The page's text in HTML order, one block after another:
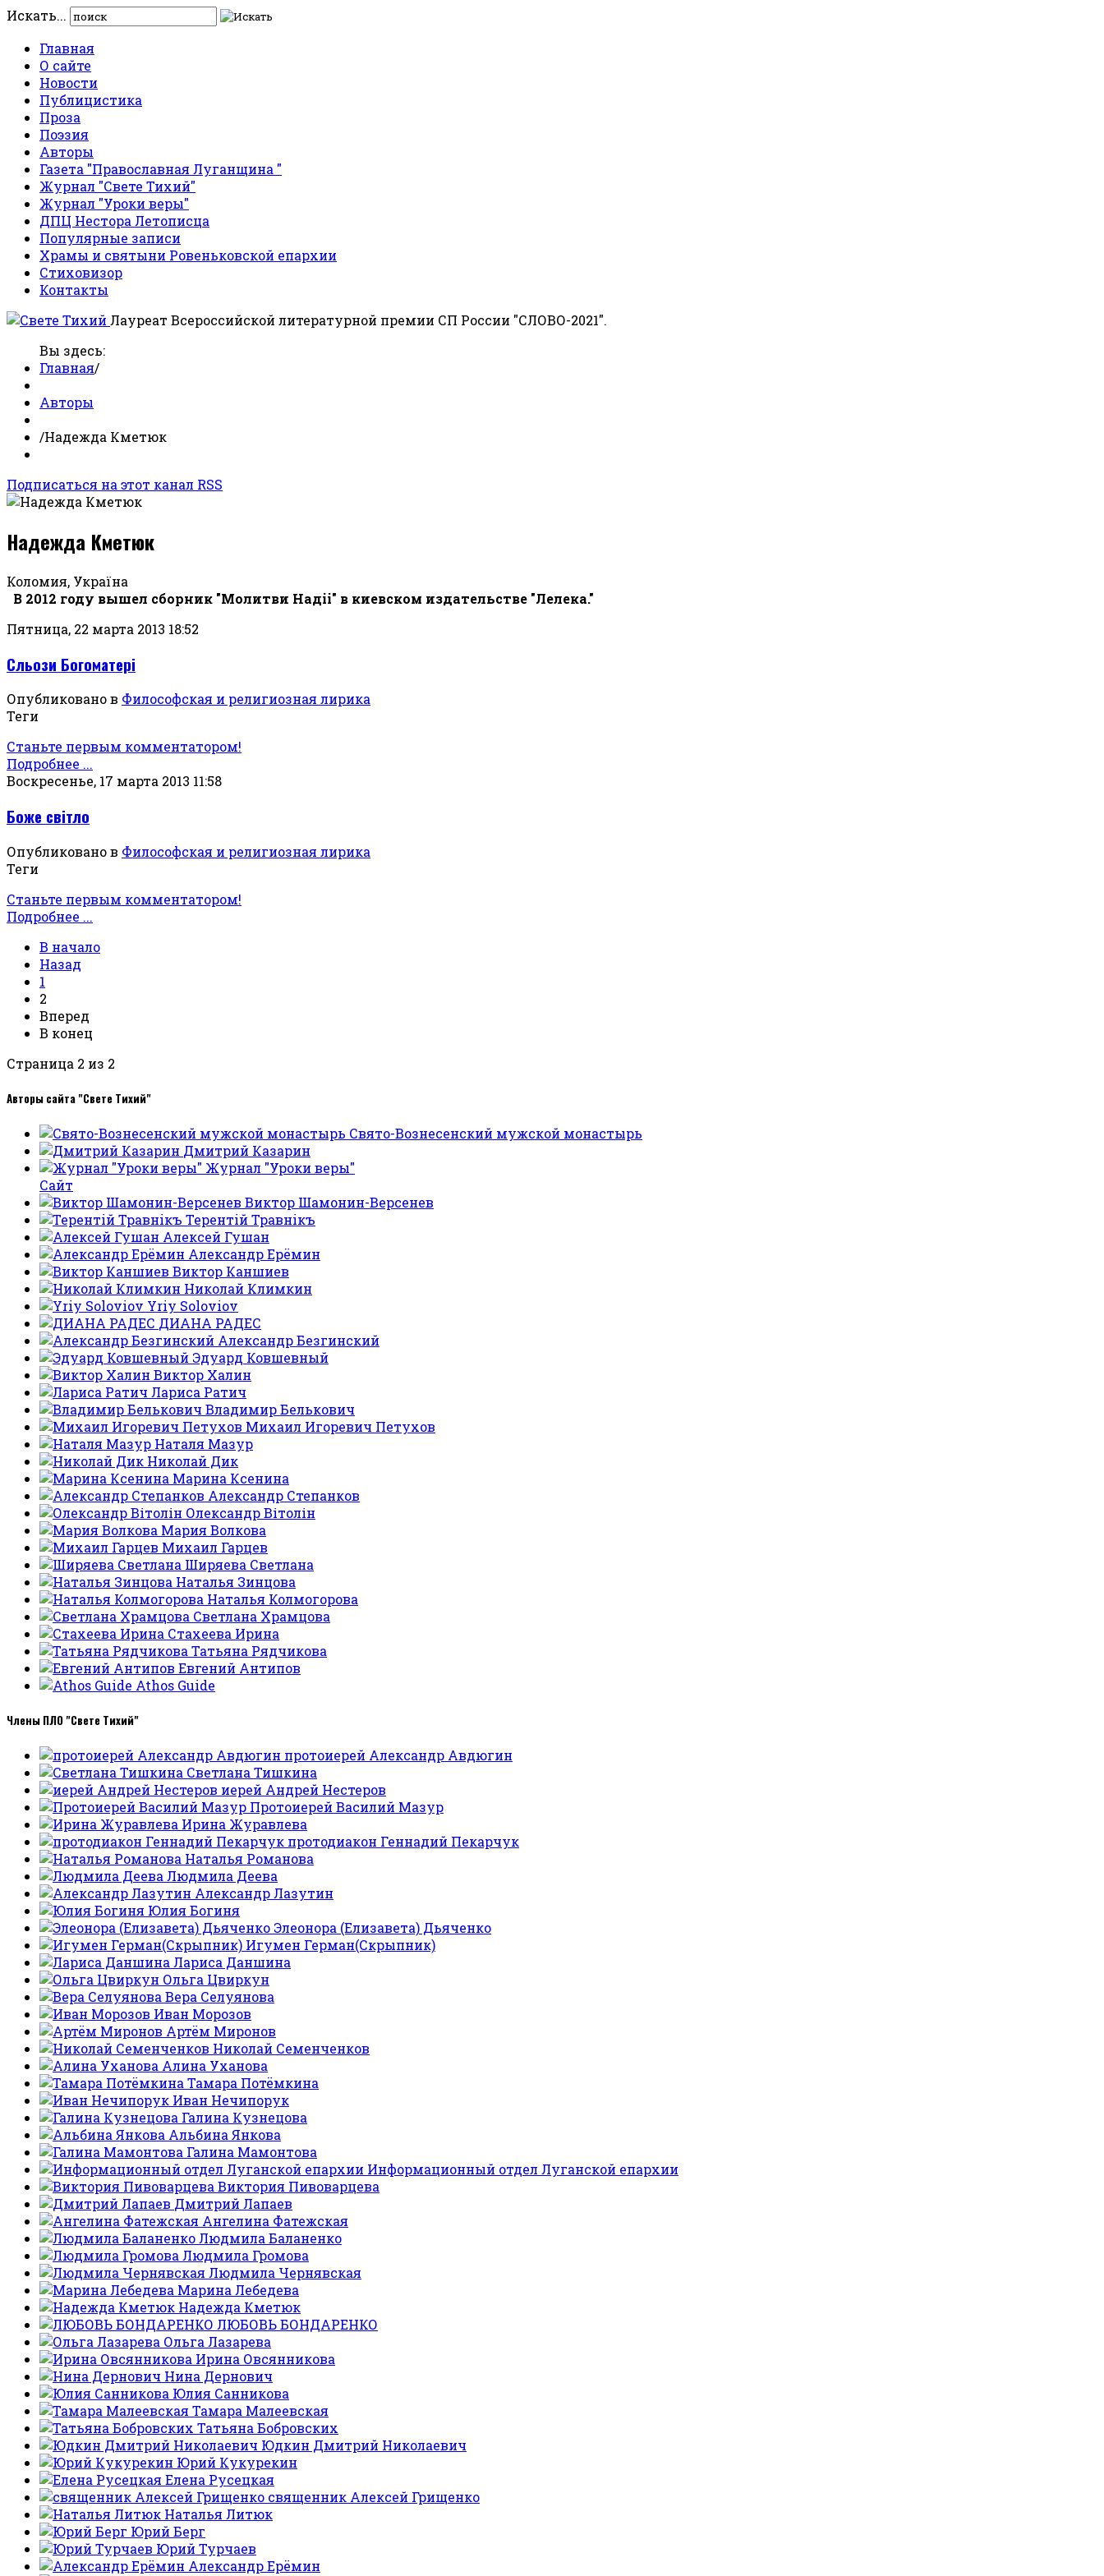
Искать...
Главная
О сайте
Новости
Публицистика
Проза
Поэзия
Авторы
Газета "Православная Луганщина "
Журнал "Свете Тихий"
Журнал "Уроки веры"
ДПЦ Нестора Летописца
Популярные записи
Храмы и святыни Ровеньковской епархии
Стиховизор
Контакты
Лауреат Всероссийской литературной премии СП России "СЛОВО-2021".
Вы здесь:
Главная/
Авторы
/Надежда Кметюк
Подписаться на этот канал RSS
Надежда Кметюк
Коломия, Україна
В 2012 году вышел сборник "Молитви Надii" в киевском издательстве "Лелека."
Пятница, 22 марта 2013 18:52
Сльози Богоматері
Опубликовано в Философская и религиозная лирика
Теги
Станьте первым комментатором!
Подробнее ...
Воскресенье, 17 марта 2013 11:58
Боже світло
Опубликовано в Философская и религиозная лирика
Теги
Станьте первым комментатором!
Подробнее ...
В начало
Назад
1
2
Вперед
В конец
Страница 2 из 2
Авторы сайта "Свете Тихий"
Свято-Вознесенский мужской монастырь
Дмитрий Казарин
Журнал "Уроки веры"
Сайт
Виктор Шамонин-Версенев
Терентiй Травнiкъ
Алексей Гушан
Александр Ерёмин
Виктор Каншиев
Николай Климкин
Yriy Soloviov
ДИАНА РАДЕС
Александр Безгинский
Эдуард Ковшевный
Виктор Халин
Лариса Ратич
Владимир Белькович
Михаил Игоревич Петухов
Наталя Мазур
Николай Дик
Марина Ксенина
Александр Степанков
Олександр Вітолін
Мария Волкова
Михаил Гарцев
Ширяева Светлана
Наталья Зинцова
Наталья Колмогорова
Светлана Храмцова
Стахеева Ирина
Татьяна Рядчикова
Евгений Антипов
Athos Guide
Члены ПЛО "Свете Тихий"
протоиерей Александр Авдюгин
Светлана Тишкина
иерей Андрей Нестеров
Протоиерей Василий Мазур
Ирина Журавлева
протодиакон Геннадий Пекарчук
Наталья Романова
Людмила Деева
Александр Лазутин
Юлия Богиня
Элеонора (Елизавета) Дьяченко
Игумен Герман(Скрыпник)
Лариса Даншина
Ольга Цвиркун
Вера Селуянова
Иван Морозов
Артём Миронов
Николай Семенченков
Алина Уханова
Тамара Потёмкина
Иван Нечипорук
Галина Кузнецова
Альбина Янкова
Галина Мамонтова
Информационный отдел Луганской епархии
Виктория Пивоварцева
Дмитрий Лапаев
Ангелина Фатежская
Людмила Баланенко
Людмила Громова
Людмила Чернявская
Марина Лебедева
Надежда Кметюк
ЛЮБОВЬ БОНДАРЕНКО
Ольга Лазарева
Ирина Овсянникова
Нина Дернович
Юлия Санникова
Тамара Малеевская
Татьяна Бобровских
Юдкин Дмитрий Николаевич
Юрий Кукурекин
Елена Русецкая
священник Алексей Грищенко
Наталья Литюк
Юрий Берг
Юрий Турчаев
Александр Ерёмин